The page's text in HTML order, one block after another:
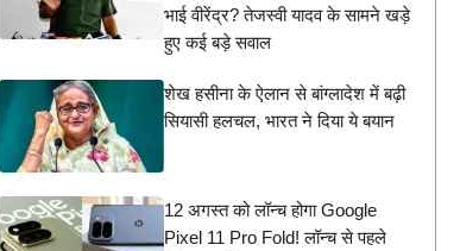
भाई वीरेंद्र? तेजस्वी यादव के सामने खड़े
हुए कई बड़े सवाल
शेख हसीना के ऐलान से बांग्लादेश में बढ़ी
सियासी हलचल, भारत ने दिया ये बयान
12 अगस्त को लॉन्च होगा Google
Pixel 11 Pro Fold! लॉन्च से पहले